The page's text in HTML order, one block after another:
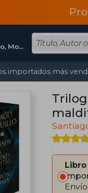
Montevideo, Montevideo
importados más
Envío: